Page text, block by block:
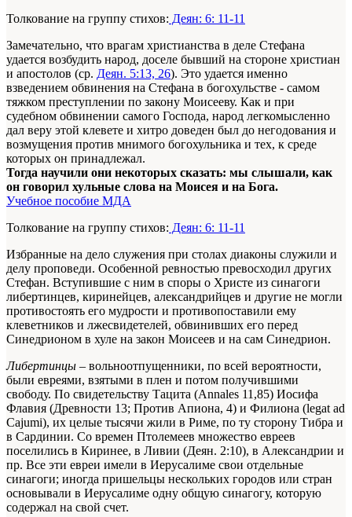
Толкование на группу стихов: Деян: 6: 11-11
Замечательно, что врагам христианства в деле Стефана
удается возбудить народ, доселе бывший на стороне христиан
и апостолов (ср. Деян. 5:13, 26). Это удается именно
взведением обвинения на Стефана в богохульстве - самом
тяжком преступлении по закону Моисееву. Как и при
судебном обвинении самого Господа, народ легкомысленно
дал веру этой клевете и хитро доведен был до негодования и
возмущения против мнимого богохульника и тех, к среде
которых он принадлежал.
Тогда научили они некоторых сказать: мы слышали, как
он говорил хульные слова на Моисея и на Бога.
Учебное пособие МДА
Толкование на группу стихов: Деян: 6: 11-11
Избранные на дело служения при столах диаконы служили и
делу проповеди. Особенной ревностью превосходил других
Стефан. Вступившие с ним в споры о Христе из синагоги
либертинцев, киринейцев, александрийцев и другие не могли
противостоять его мудрости и противопоставили ему
клеветников и лжесвидетелей, обвинивших его перед
Синедрионом в хуле на закон Моисеев и на сам Синедрион.
Либертинцы – вольноотпущенники, по всей вероятности,
были евреями, взятыми в плен и потом получившими
свободу. По свидетельству Тацита (Annales 11,85) Иосифа
Флавия (Древности 13; Против Апиона, 4) и Филиона (legat ad
Cajumi), их целые тысячи жили в Риме, по ту сторону Тибра и
в Сардинии. Со времен Птолемеев множество евреев
поселились в Киринее, в Ливии (Деян. 2:10), в Александрии и
пр. Все эти евреи имели в Иерусалиме свои отдельные
синагоги; иногда пришельцы нескольких городов или стран
основывали в Иерусалиме одну общую синагогу, которую
содержал на свой счет.